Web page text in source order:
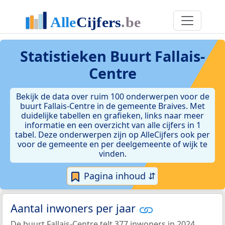
Statistieken Buurt Fallais-
Centre
Bekijk de data over ruim 100 onderwerpen voor de
buurt Fallais-Centre in de gemeente Braives. Met
duidelijke tabellen en grafieken, links naar meer
informatie en een overzicht van alle cijfers in 1
tabel. Deze onderwerpen zijn op AlleCijfers ook per
voor de gemeente en per deelgemeente of wijk te
vinden.
Pagina inhoud ⇵
Aantal inwoners per jaar